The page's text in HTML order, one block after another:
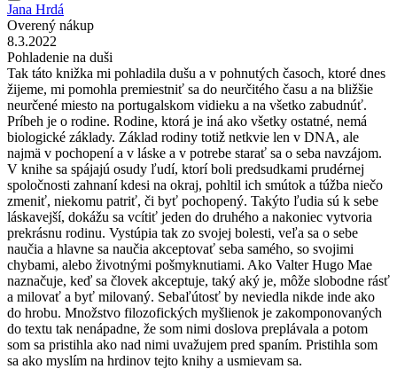
Jana Hrdá
Overený nákup
8.3.2022
Pohladenie na duši
Tak táto knižka mi pohladila dušu a v pohnutých časoch, ktoré dnes
žijeme, mi pomohla premiestniť sa do neurčitého času a na bližšie
neurčené miesto na portugalskom vidieku a na všetko zabudnúť.
Príbeh je o rodine. Rodine, ktorá je iná ako všetky ostatné, nemá
biologické základy. Základ rodiny totiž netkvie len v DNA, ale
najmä v pochopení a v láske a v potrebe starať sa o seba navzájom.
V knihe sa spájajú osudy ľudí, ktorí boli predsudkami prudérnej
spoločnosti zahnaní kdesi na okraj, pohltil ich smútok a túžba niečo
zmeniť, niekomu patriť, či byť pochopený. Takýto ľudia sú k sebe
láskavejší, dokážu sa vcítiť jeden do druhého a nakoniec vytvoria
prekrásnu rodinu. Vystúpia tak zo svojej bolesti, veľa sa o sebe
naučia a hlavne sa naučia akceptovať seba samého, so svojimi
chybami, alebo životnými pošmyknutiami. Ako Valter Hugo Mae
naznačuje, keď sa človek akceptuje, taký aký je, môže slobodne rásť
a milovať a byť milovaný. Sebaľútosť by neviedla nikde inde ako
do hrobu. Množstvo filozofických myšlienok je zakomponovaných
do textu tak nenápadne, že som nimi doslova preplávala a potom
som sa pristihla ako nad nimi uvažujem pred spaním. Pristihla som
sa ako myslím na hrdinov tejto knihy a usmievam sa.